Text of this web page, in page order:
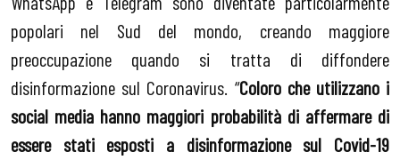
popolari nel Sud del mondo, creando maggiore
preoccupazione quando si tratta di diffondere
disinformazione sul Coronavirus. “Coloro che utilizzano i
social media hanno maggiori probabilità di affermare di
essere stati esposti a disinformazione sul Covid-19